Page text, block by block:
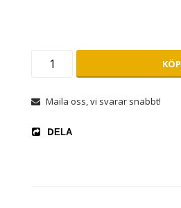
KÖP
Maila oss, vi svarar snabbt!
DELA